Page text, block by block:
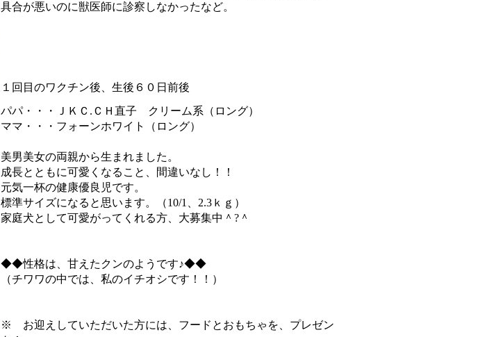
具合が悪いのに獣医師に診察しなかったなど。
１回目のワクチン後、生後６０日前後
パパ・・・ＪＫＣ.ＣＨ直子 クリーム系（ロング）
ママ・・・フォーンホワイト（ロング）
美男美女の両親から生まれました。
成長とともに可愛くなること、間違いなし！！
元気一杯の健康優良児です。
標準サイズになると思います。（10/1、2.3ｋｇ）
家庭犬として可愛がってくれる方、大募集中＾?＾
◆◆性格は、甘えたクンのようです♪◆◆
（チワワの中では、私のイチオシです！！）
※ お迎えしていただいた方には、フードとおもちゃを、プレゼン